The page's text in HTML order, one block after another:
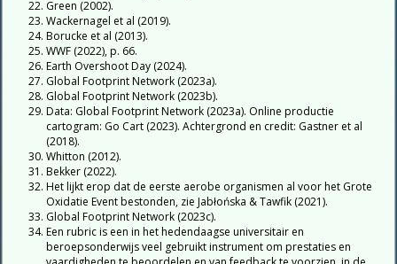
Green (2002).
Wackernagel et al (2019).
Borucke et al (2013).
WWF (2022), p. 66.
Earth Overshoot Day (2024).
Global Footprint Network (2023a).
Global Footprint Network (2023b).
Data: Global Footprint Network (2023a). Online productie
cartogram: Go Cart (2023). Achtergrond en credit: Gastner et al
(2018).
Whitton (2012).
Bekker (2022).
Het lijkt erop dat de eerste aerobe organismen al voor het Grote
Oxidatie Event bestonden, zie Jabłońska & Tawfik (2021).
Global Footprint Network (2023c).
Een rubric is een in het hedendaagse universitair en
beroepsonderwijs veel gebruikt instrument om prestaties en